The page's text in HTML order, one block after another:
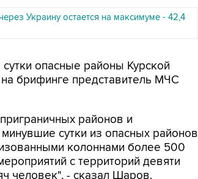
Украину остается на максимуме - 42,4
опасные районы Курской
брифинге представитель МЧС
районов и
сутки из опасных районов
колоннами более 500
с территорий девяти
человек", - сказал Шаров.